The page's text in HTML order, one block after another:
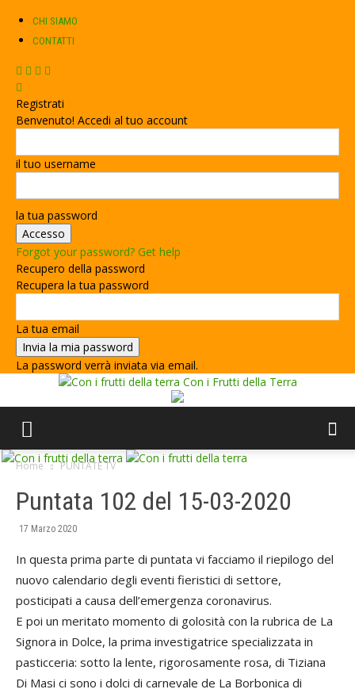
CHI SIAMO
CONTATTI
Registrati
Benvenuto! Accedi al tuo account
il tuo username
la tua password
Forgot your password? Get help
Recupero della password
Recupera la tua password
La tua email
La password verrà inviata via email.
Con i Frutti della Terra
Home PUNTATE TV
Puntata 102 del 15-03-2020
17 Marzo 2020
In questa prima parte di puntata vi facciamo il riepilogo del
nuovo calendario degli eventi fieristici di settore,
posticipati a causa dell’emergenza coronavirus.
E poi un meritato momento di golosità con la rubrica de La
Signora in Dolce, la prima investigatrice specializzata in
pasticceria: sotto la lente, rigorosamente rosa, di Tiziana
Di Masi ci sono i dolci di carnevale de La Borbonica di